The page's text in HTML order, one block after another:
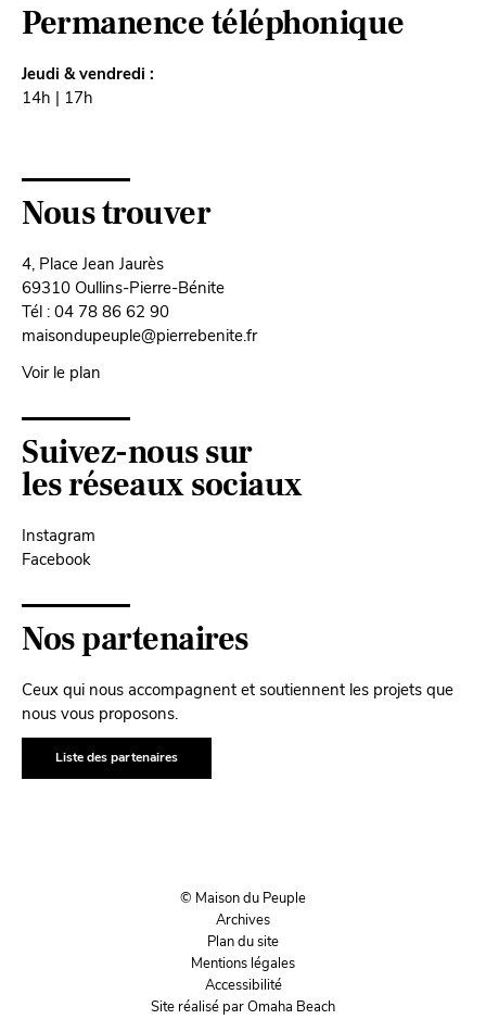
Permanence téléphonique
Jeudi & vendredi :
14h | 17h
Nous trouver
4, Place Jean Jaurès
69310 Oullins-Pierre-Bénite
Tél : 04 78 86 62 90
maisondupeuple@pierrebenite.fr
Voir le plan
Suivez-nous sur
les réseaux sociaux
Instagram
Facebook
Nos partenaires
Ceux qui nous accompagnent et soutiennent les projets que
nous vous proposons.
Liste des partenaires
© Maison du Peuple
Archives
Plan du site
Mentions légales
Accessibilité
Site réalisé par Omaha Beach